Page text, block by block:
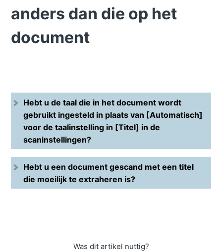
anders dan die op het
document
Hebt u de taal die in het document wordt
gebruikt ingesteld in plaats van [Automatisch]
voor de taalinstelling in [Titel] in de
scaninstellingen?
Hebt u een document gescand met een titel
die moeilijk te extraheren is?
Was dit artikel nuttig?